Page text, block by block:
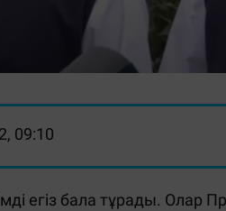
09:10
егіз бала тұрады. Олар